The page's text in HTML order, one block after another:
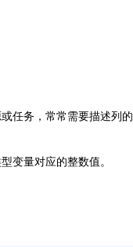
任务，常常需要描述列的
变量对应的整数值。